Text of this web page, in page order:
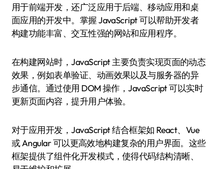
用于前端开发，还广泛应用于后端、移动应用和桌
面应用的开发中。掌握 JavaScript 可以帮助开发者
构建功能丰富、交互性强的网站和应用程序。
在构建网站时，JavaScript 主要负责实现页面的动态
效果，例如表单验证、动画效果以及与服务器的异
步通信。通过使用 DOM 操作，JavaScript 可以实时
更新页面内容，提升用户体验。
对于应用开发，JavaScript 结合框架如 React、Vue
或 Angular 可以更高效地构建复杂的用户界面。这些
框架提供了组件化开发模式，使得代码结构清晰、